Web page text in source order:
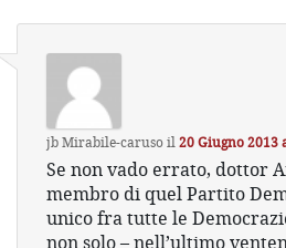
jb Mirabile-carusoil20 Giugno 2013
Se non vado errato, dottor
membro di quel Partito
unico fra tutte le
non solo – nell’ultimo